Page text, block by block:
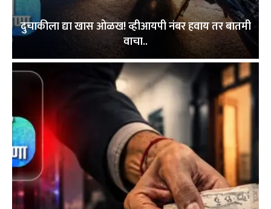
दुचाकीला द्या खास ओळख! व्हीआयपी नंबर हवाय तर बातमी
वाचा..